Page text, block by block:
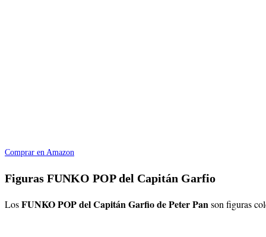
Comprar en Amazon
Figuras FUNKO POP del Capitán Garfio
LosFUNKO POP del Capitán Garfiode Peter Panson figuras